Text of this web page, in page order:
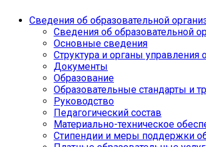
Сведения об образовательной
Сведения об образовательной
Основные сведения
Структура и органы управления
Документы
Образование
Образовательные стандарты и
Руководство
Педагогический состав
Материально-техническое
Стипендии и меры поддержки